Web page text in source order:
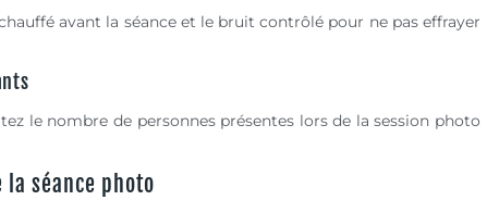
avant la séance et le bruit contrôlé pour ne pas effrayer
le nombre de personnes présentes lors de la session photo
séance photo